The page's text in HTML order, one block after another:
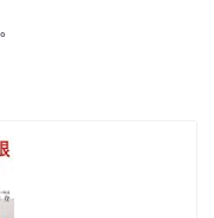
。